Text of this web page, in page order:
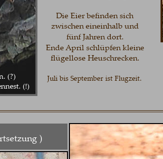
Die Eier befinden sich
zwischen eineinhalb und
fünf Jahren dort.
Ende April schlüpfen kleine
flügellose Heuschrecken.
Juli bis September ist Flugzeit.
(!)
)